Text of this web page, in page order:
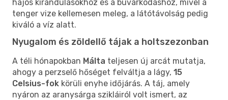
hajós kirándulásokhoz és a búvárkodáshoz, mivel a
tenger vize kellemesen meleg, a látótávolság pedig
kiváló a víz alatt.
Nyugalom és zöldellő tájak a holtszezonban
A téli hónapokban Málta teljesen új arcát mutatja,
ahogy a perzselő hőséget felváltja a lágy, 15
Celsius-fok körüli enyhe időjárás. A táj, amely
nyáron az aranysárga szikláiról volt ismert, az